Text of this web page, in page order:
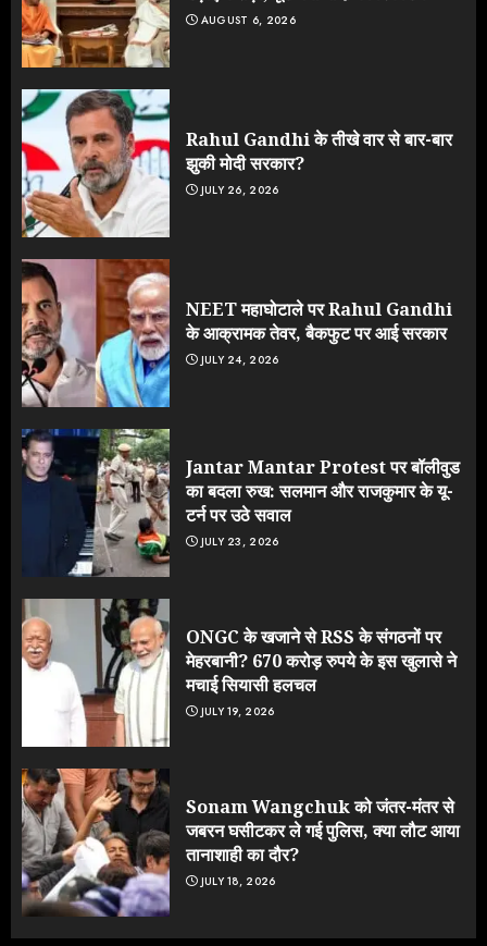
AUGUST 6, 2026
Rahul Gandhi के तीखे वार से बार-बार
झुकी मोदी सरकार?
JULY 26, 2026
NEET महाघोटाले पर Rahul Gandhi
के आक्रामक तेवर, बैकफुट पर आई सरकार
JULY 24, 2026
Jantar Mantar Protest पर बॉलीवुड
का बदला रुख: सलमान और राजकुमार के यू-
टर्न पर उठे सवाल
JULY 23, 2026
ONGC के खजाने से RSS के संगठनों पर
मेहरबानी? 670 करोड़ रुपये के इस खुलासे ने
मचाई सियासी हलचल
JULY 19, 2026
Sonam Wangchuk को जंतर-मंतर से
जबरन घसीटकर ले गई पुलिस, क्या लौट आया
तानाशाही का दौर?
JULY 18, 2026